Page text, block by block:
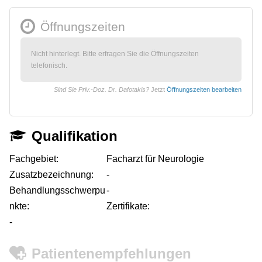
Öffnungszeiten
Nicht hinterlegt. Bitte erfragen Sie die Öffnungszeiten
telefonisch.
Sind Sie Priv.-Doz. Dr. Dafotakis? Jetzt Öffnungszeiten bearbeiten
Qualifikation
Fachgebiet:
Facharzt für Neurologie
Zusatzbezeichnung:
-
Behandlungsschwerpu
nkte:
-
Zertifikate:
-
Patientenempfehlungen